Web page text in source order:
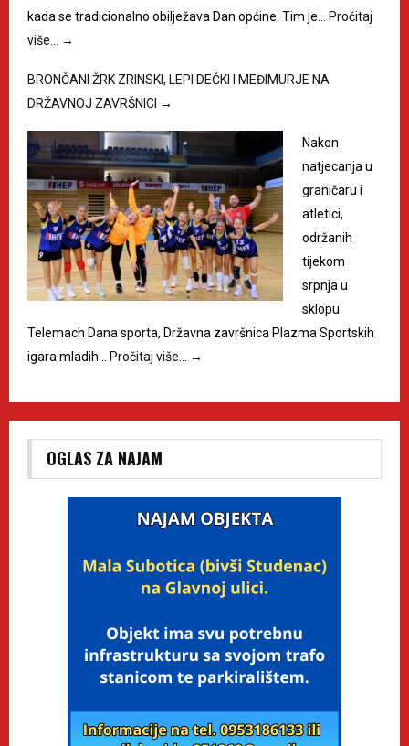
kada se tradicionalno obilježava Dan općine. Tim je…
Pročitaj
više…
→
BRONČANI ŽRK ZRINSKI, LEPI DEČKI I MEĐIMURJE NA
DRŽAVNOJ ZAVRŠNICI →
Nakon
natjecanja u
graničaru i
atletici,
održanih
tijekom
srpnja u
sklopu
Telemach Dana sporta, Državna završnica Plazma Sportskih
igara mladih…
Pročitaj više… →
OGLAS ZA NAJAM